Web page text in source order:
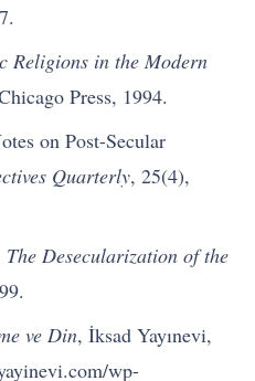
Religions in the Modern
Press, 1994.
on Post-Secular
Quarterly, 25(4),
The Desecularization of the
ve Din, İksad Yayınevi,
wp-